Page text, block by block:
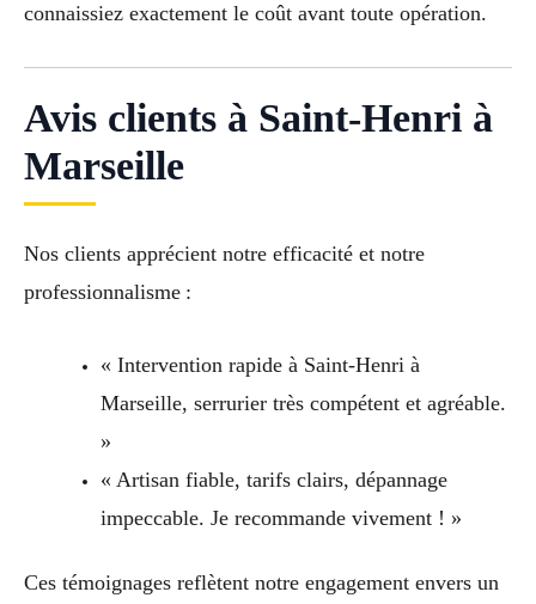
connaissiez exactement le coût avant toute opération.
Avis clients à Saint-Henri à
Marseille
Nos clients apprécient notre efficacité et notre
professionnalisme :
« Intervention rapide à Saint-Henri à
Marseille, serrurier très compétent et agréable.
»
« Artisan fiable, tarifs clairs, dépannage
impeccable. Je recommande vivement ! »
Ces témoignages reflètent notre engagement envers un